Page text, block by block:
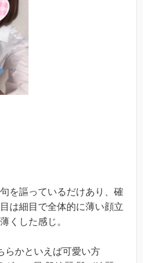
を謳っているだけあり、確
は細目で全体的に薄い顔立
くした感じ。
らかといえば可愛い方